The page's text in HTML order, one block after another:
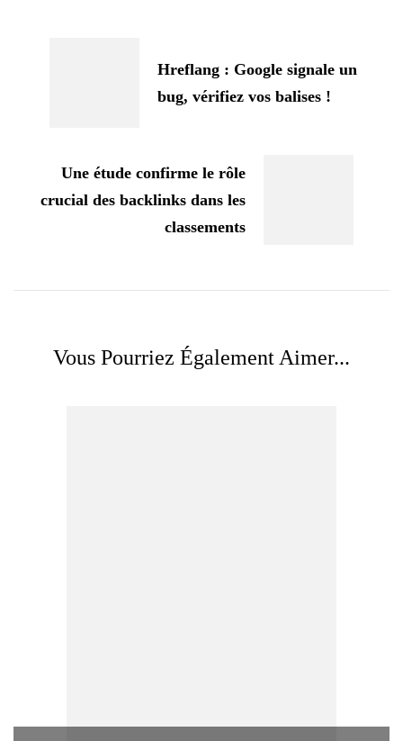
Hreflang : Google signale un
bug, vérifiez vos balises !
Une étude confirme le rôle
crucial des backlinks dans les
classements
Vous Pourriez Également Aimer...